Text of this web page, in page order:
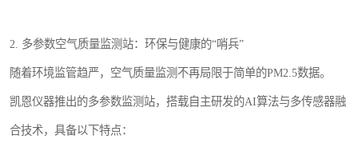
2. 多参数空气质量监测站：环保与健康的“哨兵”
随着环境监管趋严，空气质量监测不再局限于简单的PM2.5数据。
凯恩仪器推出的多参数监测站，搭载自主研发的AI算法与多传感器融
合技术，具备以下特点：